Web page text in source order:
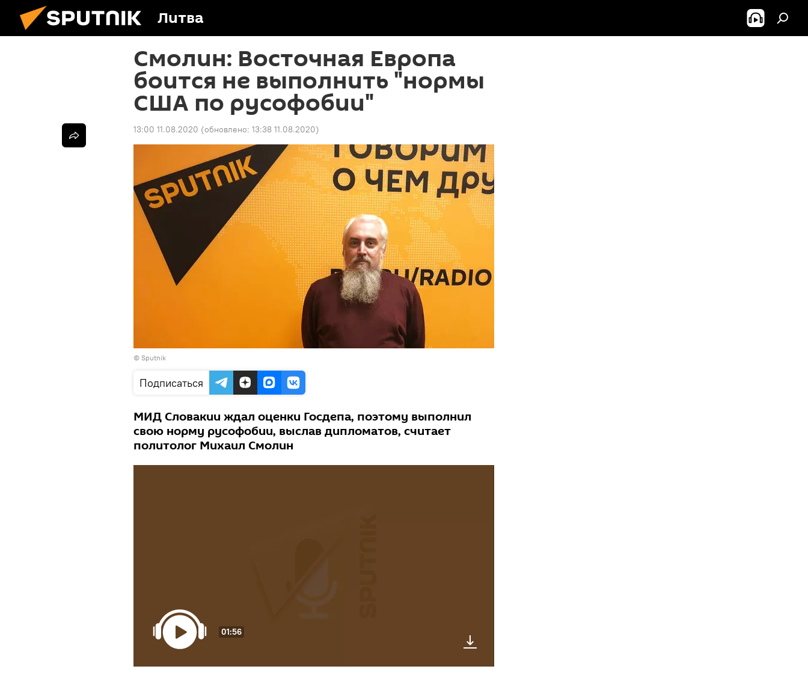
Литва
Смолин: Восточная Европа
боится не выполнить "нормы
США по русофобии"
13:00 11.08.2020 (обновлено: 13:38 11.08.2020)
© Sputnik
Подписаться
МИД Словакии ждал оценки Госдепа, поэтому выполнил
свою норму русофобии, выслав дипломатов, считает
политолог Михаил Смолин
01:56